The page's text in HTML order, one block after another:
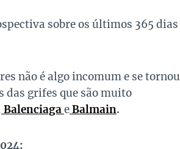
sobre os últimos 365 dias
não é algo incomum e se tornou
grifes que são muito
BalenciagaeBalmain.